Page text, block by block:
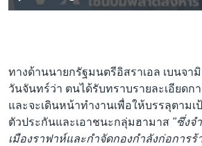
ทางด้านนายกรัฐมนตรีอิสราเอล เบนจา
วันจันทร์ว่า ตนได้รับทราบรายละเอียดก
และจะเดินหน้าทำงานเพื่อให้บรรลุตาม
ตัวประกันและเอาชนะกลุ่มฮามาส "ซึ่งจ
เมืองราฟาห์และกำจัดกองกำลังก่อการ